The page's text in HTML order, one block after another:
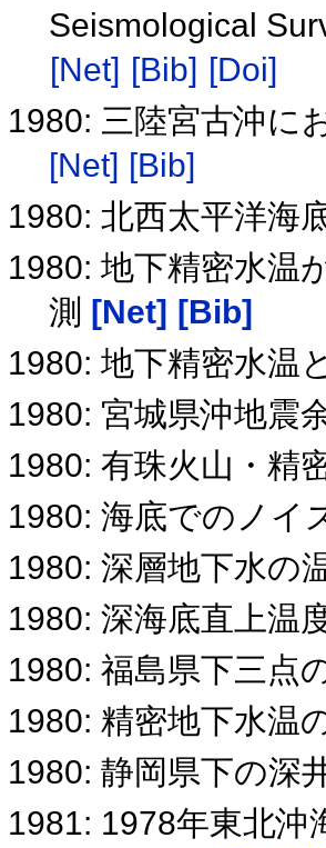
Seismological
[Net] [Bib] [Doi]
1980: 三陸宮古沖に
[Net] [Bib]
1980: 北西太平洋海
1980: 地下精密水温
測 [Net] [Bib]
1980: 地下精密水温
1980: 宮城県沖地震
1980: 有珠火山・精
1980: 海底でのノイ
1980: 深層地下水の
1980: 深海底直上温
1980: 福島県下三点
1980: 精密地下水温
1980: 静岡県下の深
1981: 1978年東北沖